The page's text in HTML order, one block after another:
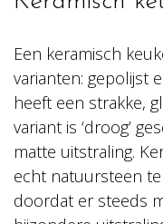
Een keramisch
varianten: gepolijst
heeft een strakke,
variant is ‘droog’
matte uitstraling.
echt natuursteen
doordat er steeds